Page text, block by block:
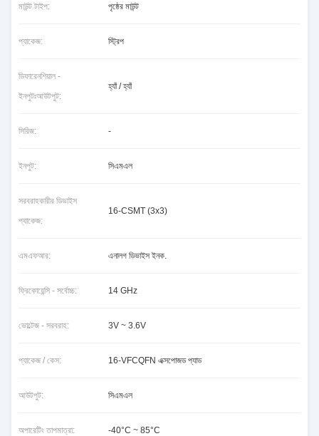
মাউন্ট টাইপ: পৃষ্ঠের মাউন্ট
প্যাকেজ: স্ট্রিপ
ডিফারেনশিয়াল -
ইনপুটঃআউটপুট:
হ্যাঁ / হ্যাঁ
সিরিজ: -
ইনপুট: সিএমএল
সরবরাহকারীর ডিভাইস
প্যাকেজ:
16-CSMT (3x3)
এমএফআর: এনালগ ডিভাইস ইনক.
ফ্রিকোয়েন্সি - সর্বোচ্চ: 14 GHz
ভোল্টেজ - সরবরাহ: 3V ~ 3.6V
প্যাকেজ / কেস: 16-VFCQFN এক্সপোজড প্যাড
আউটপুট: সিএমএল
অপারেটিং তাপমাত্রা: -40°C ~ 85°C